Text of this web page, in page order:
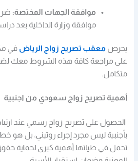
موافقة الجهات المختصة:
موافقة وزارة الداخلية بعد
يحرص معقب تصريح زواج الرياض في
على مراجعة كافة هذه الشروط معك
متكامل.
أهمية تصريح زواج سعودي من اجنبية
الحصول على تصريح زواج رسمي عند
بأجنبية ليس مجرد إجراء روتيني، بل هو
تحمل في طياتها أهمية كبرى لحماية